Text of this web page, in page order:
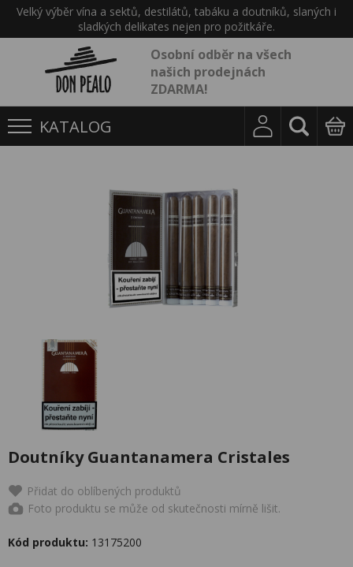
Velký výběr vína a sektů, destilátů, tabáku a doutníků, slaných i
sladkých delikates nejen pro požitkáře.
Osobní odběr na všech
našich prodejnách
ZDARMA!
KATALOG
Doutníky Guantanamera Cristales
Přidat do oblíbených produktů
Foto produktu se může od skutečnosti mírně lišit.
Kód produktu: 13175200